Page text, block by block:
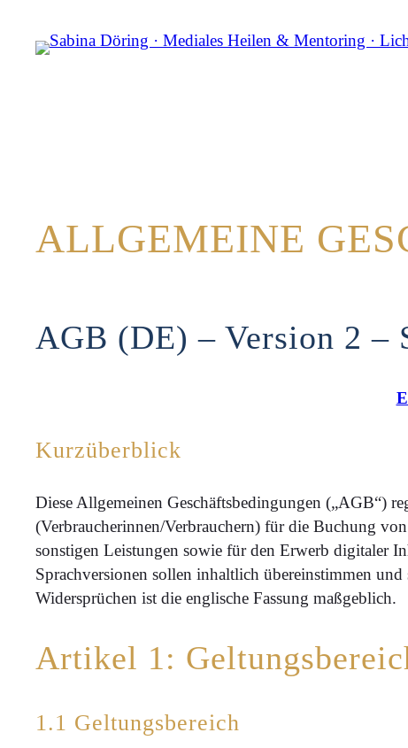
Inhalt
ALLGEMEINE
AGB (DE) – Version 2 –
Kurzüberblick
Diese Allgemeinen Geschäftsbedingungen („AGB“)
(Verbraucherinnen/Verbrauchern) für die Buchung
sonstigen Leistungen sowie für den Erwerb digitaler
Sprachversionen sollen inhaltlich übereinstimmen
Widersprüchen ist die englische Fassung maßgeblich.
Artikel 1:
1.1 Geltungsbereich